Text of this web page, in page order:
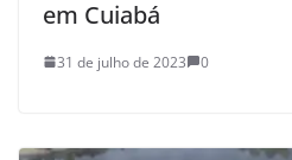
em Cuiabá
31 de julho de 2023 0